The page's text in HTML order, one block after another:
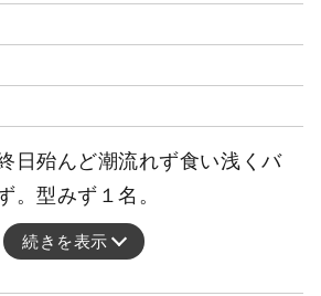
日殆んど潮流れず食い浅くバ
。型みず１名。
続きを表示